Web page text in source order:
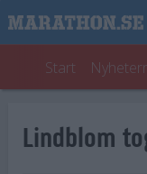
Start
Lindblom